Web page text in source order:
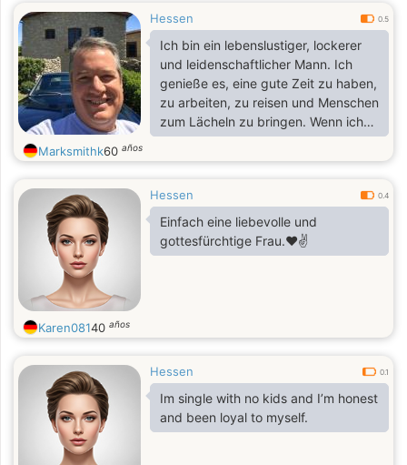
Hessen 0.5
Ich bin ein lebenslustiger, lockerer
und leidenschaftlicher Mann. Ich
genieße es, eine gute Zeit zu haben,
zu arbeiten, zu reisen und Menschen
zum Lächeln zu bringen. Wenn ich
freie Momente habe, ist Lesen eine
meiner Lieblingsbeschäftigungen.
und eine liebevolle Verbindung. Es
hat mir großes Glück bereitet, Dich
zu finden! Ich halte mich für klug,
aber harmlos. Zu meinen Hobbys
Marksmithk60 años
Hessen 0.4
Einfach eine liebevolle und
gottesfürchtige Frau.❤️✌️
Karen08140 años
Hessen 0.1
Im single with no kids and I’m honest
and been loyal to myself.